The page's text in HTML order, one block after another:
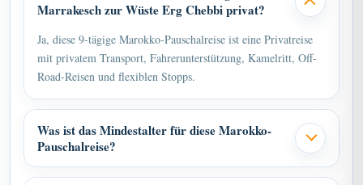
Ja, diese 9-tägige Marokko-Pauschalreise ist eine Privatreise
mit privatem Transport, Fahrerunterstützung, Kamelritt, Off-
Road-Reisen und flexiblen Stopps.
Was ist das Mindestalter für diese Marokko-
Pauschalreise?